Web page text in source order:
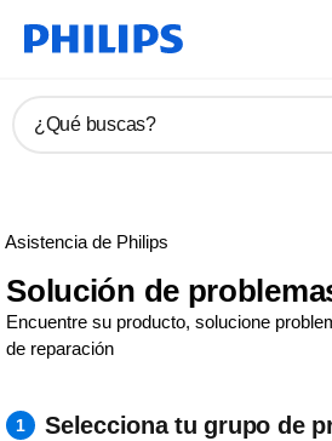
¿Qué buscas?
Asistencia de Philips
Solución de
Encuentre su producto, solucione
de reparación
1 Selecciona tu grupo de